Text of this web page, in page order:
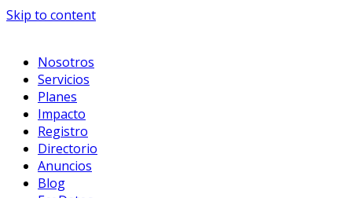
Skip to content
Nosotros
Servicios
Planes
Impacto
Registro
Directorio
Anuncios
Blog